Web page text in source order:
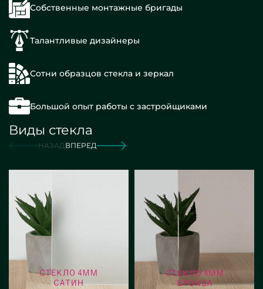
Собственные монтажные бригады
Талантливые дизайнеры
Сотни образцов стекла и зеркал
Большой опыт работы с застройщиками
Виды стекла
НАЗАДВПЕРЕД